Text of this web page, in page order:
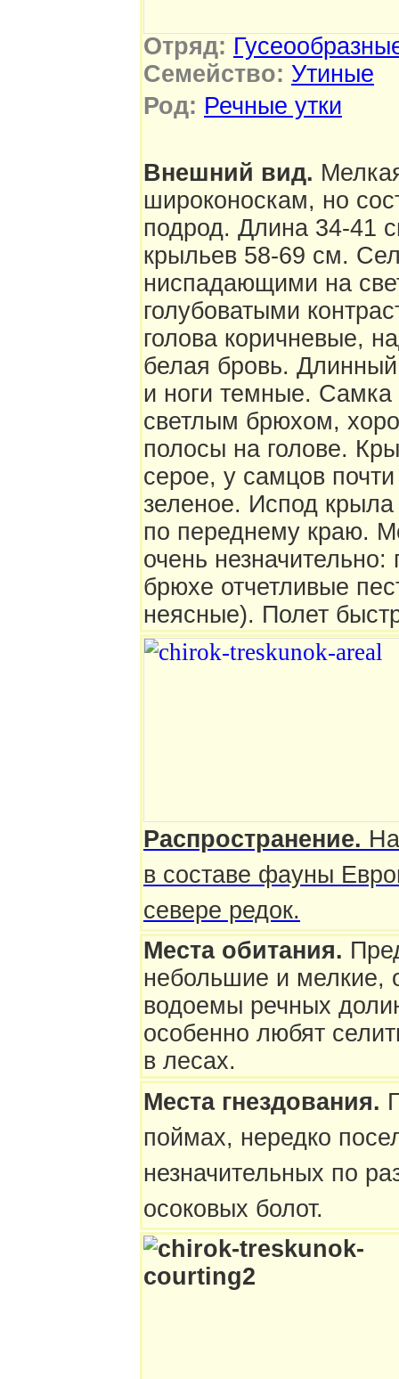
Отряд:
Семейство: Утиные
Род: Речные утки
Внешний вид.
широконоскам, но
подрод. Длина 34-41
крыльев 58-69 см.
ниспадающими на
голубоватыми
голова коричневые,
белая бровь.
и ноги темные. Самка
светлым брюхом,
полосы на голове.
серое, у самцов
зеленое. Испод
по переднему краю.
очень
брюхе отчетливые
неясные). Полет
Распространение.
в составе фауны
севере редок.
Места обитания.
небольшие и мелкие,
водоемы речных
особенно любят
в лесах.
Места гнездования.
поймах, нередко
незначительных по
осоковых болот.